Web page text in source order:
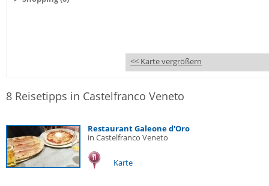
<< Karte vergrößern
8 Reisetipps in Castelfranco Veneto
Restaurant Galeone d'Oro
in Castelfranco Veneto
Karte